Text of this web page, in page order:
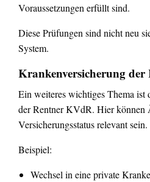
Voraussetzungen erfüllt sind.
Diese Prüfungen sind nicht neu
System.
Krankenversicherung der
Ein weiteres wichtiges Thema ist
der Rentner KVdR. Hier können
Versicherungsstatus relevant sein.
Beispiel:
Wechsel in eine private